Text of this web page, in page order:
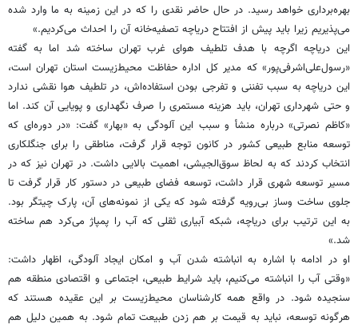
بهره‌برداری خواهد رسید. در حال حاضر نقدی را که در این زمینه به ما وارد شده
می‌پذیریم زیرا باید پیش از افتتاح دریاچه تصفیه‌خانه آن را احداث می‌کردیم.»
این دریاچه اگرچه با هدف تلطیف هوای غرب تهران ساخته شد اما به گفته
«رسول‌علی‌اشرفی‌پور» که مدیر کل اداره حفاظت محیط‌زیست استان تهران است،
این دریاچه به سبب تفننی و تفرجی بودن استفاده‌اش، در تلطیف هوا نقشی ندارد
و حتی شهرداری تهران، باید هزینه مستمری را صرف نگهداری و پویایی آن کند. اما
«کاظم نصرتی» درباره منشأ و سبب این آلودگی به «بهار» گفت: «در دوره‌ای که
توسعه منابع طبیعی کشور در کانون توجه قرار گرفت، مناطقی را برای جنگلکاری
انتخاب کردند که به لحاظ سوق‌الجیشی، اهمیت بالایی داشت. در تهران نیز که در
مسیر توسعه شهری قرار داشت، توسعه فضای طبیعی در دستور کار قرار گرفت تا
جلوی ساخت وساز بی‌رویه گرفته شود که یکی از نمونه‌های آن، پارک چیتگر بود.
به این ترتیب برای دریاچه، شبکه آبیاری ثقلی که آب را پمپاژ می‌کرد هم ساخته
شد.»
او در ادامه با اشاره به انباشته شدن آب و امکان ایجاد آلودگی، اظهار داشت:
«وقتی آب را انباشته می‌کنیم، باید شرایط طبیعی، اجتماعی و اقتصادی منطقه هم
سنجیده شود. در واقع همه کارشناسان محیط‌زیست بر این عقیده هستند که
هرگونه توسعه، نباید به قیمت بر هم زدن طبیعت تمام شود. به همین دلیل هم